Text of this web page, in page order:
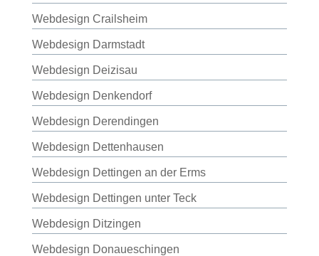
Webdesign Crailsheim
Webdesign Darmstadt
Webdesign Deizisau
Webdesign Denkendorf
Webdesign Derendingen
Webdesign Dettenhausen
Webdesign Dettingen an der Erms
Webdesign Dettingen unter Teck
Webdesign Ditzingen
Webdesign Donaueschingen